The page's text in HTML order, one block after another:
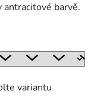
barvě.
variantu